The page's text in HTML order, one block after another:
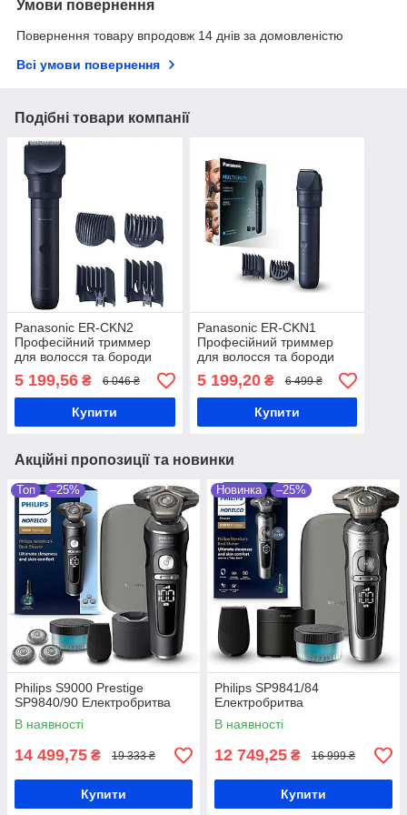
Умови повернення
Повернення товару впродовж 14 днів за домовленістю
Всі умови повернення
Подібні товари компанії
Panasonic ER-CKN2
Професійний триммер
для волосся та бороди
5 199,56 ₴ 6 046 ₴
Купити
Panasonic ER-CKN1
Професійний триммер
для волосся та бороди
5 199,20₴ 6 499 ₴
Купити
Акційні пропозиції та новинки
Топ –25%
Philips S9000 Prestige
SP9840/90 Електробритва
В наявності
14 499,75 ₴ 19 333 ₴
Купити
Новинка –25%
Philips SP9841/84
Електробритва
В наявності
12 749,25 ₴ 16 999 ₴
Купити